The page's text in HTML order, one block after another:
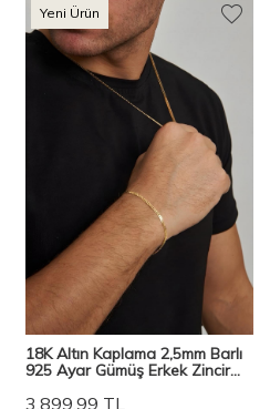
Yeni Ürün
18K Altın Kaplama 2,5mm Barlı
925 Ayar Gümüş Erkek Zincir
3.899,99 TL